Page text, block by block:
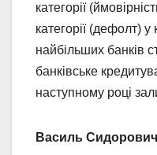
категорії
категорії (дефолт)
найбільших банків
банківське
наступному році
Василь Сидорович